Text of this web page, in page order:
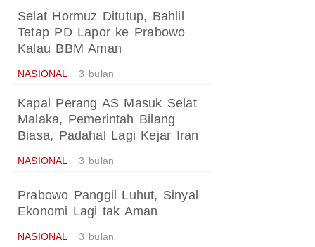
Selat Hormuz Ditutup, Bahlil
Tetap PD Lapor ke Prabowo
Kalau BBM Aman
NASIONAL 3 bulan
Kapal Perang AS Masuk Selat
Malaka, Pemerintah Bilang
Biasa, Padahal Lagi Kejar Iran
NASIONAL 3 bulan
Prabowo Panggil Luhut, Sinyal
Ekonomi Lagi tak Aman
NASIONAL 3 bulan